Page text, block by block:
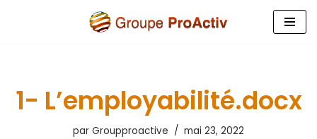
1- L’employabilité.docx
par Groupproactive mai 23, 2022